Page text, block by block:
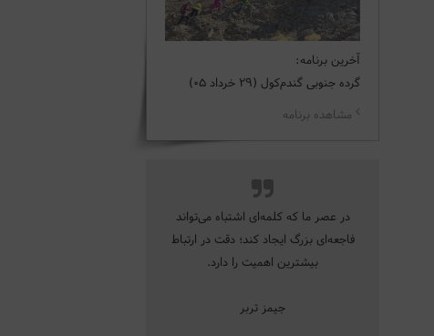
آخرین برنامه:
گرده جنوبی گندم‌کول (29 خرداد 05)
مشاهده برنامه
در عصر ما که کلمه‌ای اشتباه می‌تواند
فاجعه‌ای بزرگ ایجاد کند؛ دقت در ارتباط
بیشترین اهمیت را دارد.
جیمز تربر